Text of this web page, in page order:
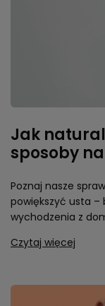
Jak
sposoby
Poznaj nasze
powiększyć usta –
wychodzenia z
Czytaj więcej